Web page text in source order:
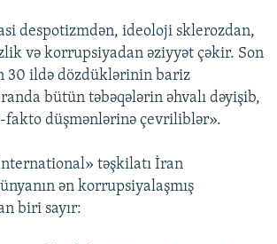
despotizmdən, ideoloji sklerozdan,
və korrupsiyadan əziyyət çəkir. Son
30 ildə dözdüklərinin bariz
bütün təbəqələrin əhvalı dəyişib,
düşmənlərinə çevriliblər».
təşkilatı İran
ən korrupsiyalaşmış
biri sayır: